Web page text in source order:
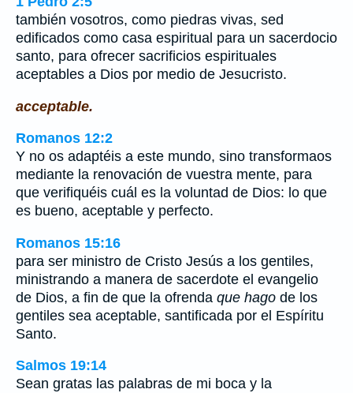
también vosotros, como piedras vivas, sed
edificados como casa espiritual para un sacerdocio
santo, para ofrecer sacrificios espirituales
aceptables a Dios por medio de Jesucristo.
acceptable.
Romanos 12:2
Y no os adaptéis a este mundo, sino transformaos
mediante la renovación de vuestra mente, para
que verifiquéis cuál es la voluntad de Dios: lo que
es bueno, aceptable y perfecto.
Romanos 15:16
para ser ministro de Cristo Jesús a los gentiles,
ministrando a manera de sacerdote el evangelio
de Dios, a fin de que la ofrenda que hago de los
gentiles sea aceptable, santificada por el Espíritu
Santo.
Salmos 19:14
Sean gratas las palabras de mi boca y la